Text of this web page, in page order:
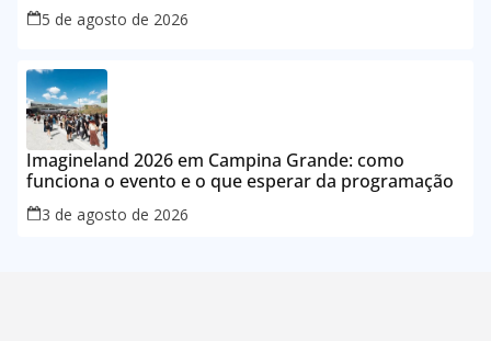
5 de agosto de 2026
Imagineland 2026 em Campina Grande: como
funciona o evento e o que esperar da programação
3 de agosto de 2026